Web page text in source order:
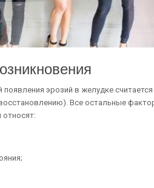
эрозий в желудке
Все остальные
относят: